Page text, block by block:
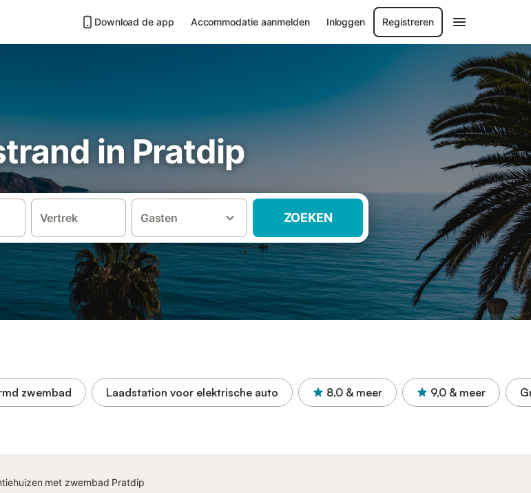
Download de app Accommodatie aanmelden Inloggen Registreren
in Pratdip
Vertrek Gasten ZOEKEN
zwembad Laadstation voor elektrische auto 8,0 & meer 9,0 & meer
met zwembad Pratdip